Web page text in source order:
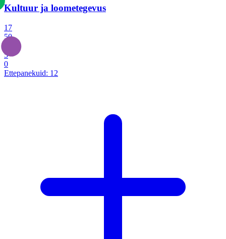
Kultuur ja loometegevus
17
50
5
0
Ettepanekuid: 12